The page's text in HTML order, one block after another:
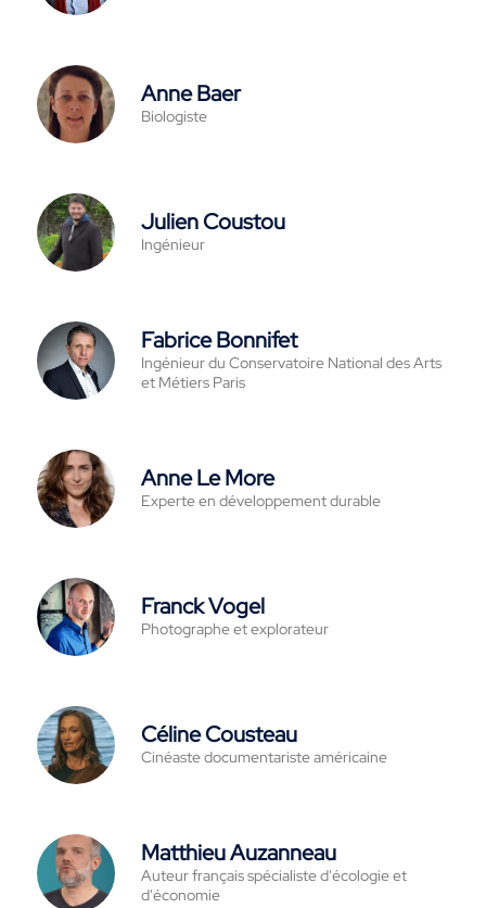
Anne Baer
Biologiste
Julien Coustou
Ingénieur
Fabrice Bonnifet
Ingénieur du Conservatoire National des Arts
et Métiers Paris
Anne Le More
Experte en développement durable
Franck Vogel
Photographe et explorateur
Céline Cousteau
Cinéaste documentariste américaine
Matthieu Auzanneau
Auteur français spécialiste d'écologie et
d'économie